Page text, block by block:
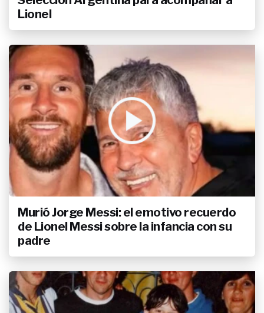
Lionel
Murió Jorge Messi: el emotivo recuerdo
de Lionel Messi sobre la infancia con su
padre